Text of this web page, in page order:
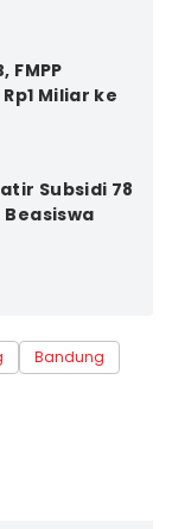
FMPP
Miliar ke
Subsidi 78
Beasiswa
Bandung